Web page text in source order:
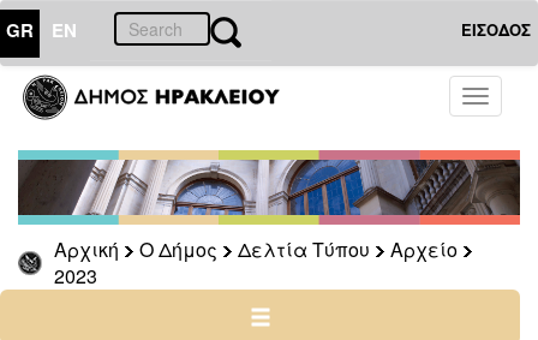
GR EN ΕΙΣΟΔΟΣ
Toggle
Αρχική Ο Δήμος Δελτία Τύπου
Αρχείο
2023
ΔΗΜΟΣ
Δελτία
Τύπου
Αρχείο
2026
2025